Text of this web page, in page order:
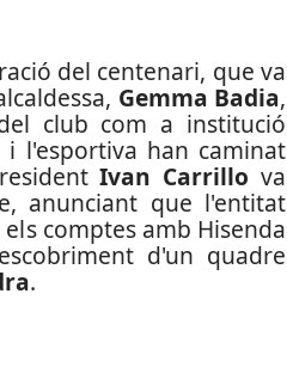
del centenari, que va
Gemma Badia,
club com a institució
l'esportiva han caminat
Ivan Carrillova
anunciant que l'entitat
comptes amb Hisenda
d'un quadre
.